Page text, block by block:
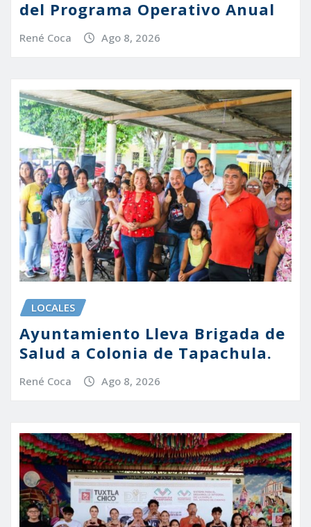
del Programa Operativo Anual
René Coca Ago 8, 2026
LOCALES
Ayuntamiento Lleva Brigada de
Salud a Colonia de Tapachula.
René Coca Ago 8, 2026